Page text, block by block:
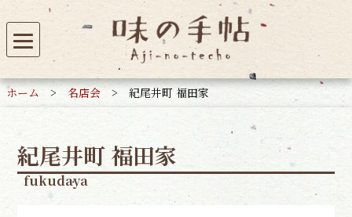
ホーム > 名店会 > 紀尾井町 福田家
紀尾井町 福田家
fukudaya